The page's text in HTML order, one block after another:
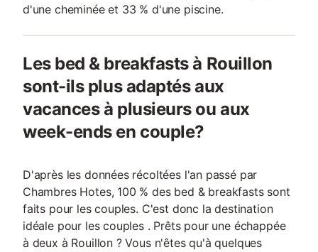
d'une cheminée et 33 % d'une piscine.
Les bed & breakfasts à Rouillon
sont-ils plus adaptés aux
vacances à plusieurs ou aux
week-ends en couple?
D'après les données récoltées l'an passé par
Chambres Hotes, 100 % des bed & breakfasts sont
faits pour les couples. C'est donc la destination
idéale pour les couples . Prêts pour une échappée
à deux à Rouillon ? Vous n'êtes qu'à quelques